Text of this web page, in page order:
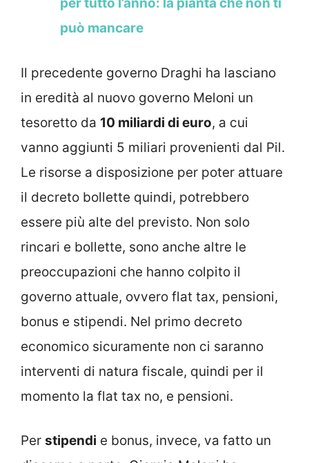
può mancare
Il precedente governo Draghi ha lasciano
in eredità al nuovo governo Meloni un
tesoretto da 10 miliardi di euro, a cui
vanno aggiunti 5 miliari provenienti dal Pil.
Le risorse a disposizione per poter attuare
il decreto bollette quindi, potrebbero
essere più alte del previsto. Non solo
rincari e bollette, sono anche altre le
preoccupazioni che hanno colpito il
governo attuale, ovvero flat tax, pensioni,
bonus e stipendi. Nel primo decreto
economico sicuramente non ci saranno
interventi di natura fiscale, quindi per il
momento la flat tax no, e pensioni.
Per stipendi e bonus, invece, va fatto un